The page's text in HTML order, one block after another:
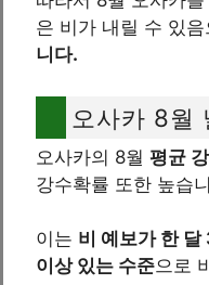
은 비가 내릴 수 있음
니다.
오사카 8월
오사카의 8월 평균
강수확률 또한 높습
이는 비 예보가 한 달
이상 있는 수준으로